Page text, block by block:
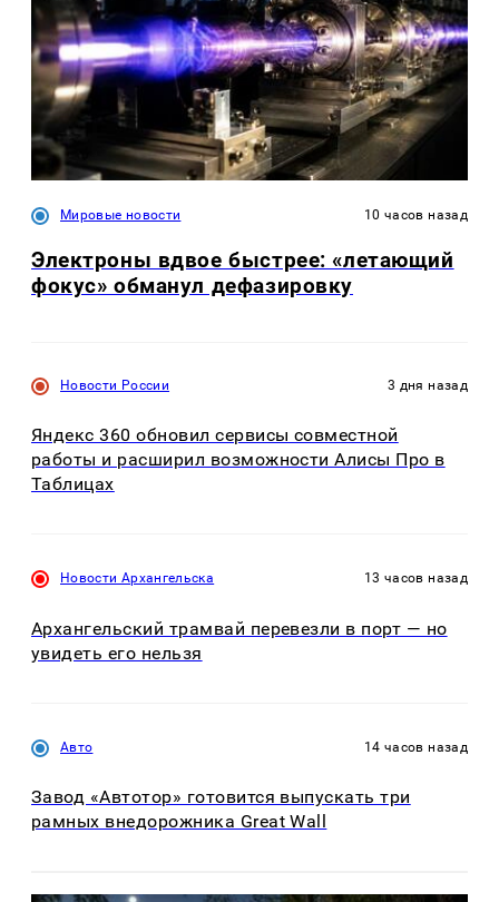
Мировые новости 10 часов назад
Электроны вдвое быстрее: «летающий
фокус» обманул дефазировку
Новости России 3 дня назад
Яндекс 360 обновил сервисы совместной
работы и расширил возможности Алисы Про в
Таблицах
Новости Архангельска 13 часов назад
Архангельский трамвай перевезли в порт — но
увидеть его нельзя
Авто 14 часов назад
Завод «Автотор» готовится выпускать три
рамных внедорожника Great Wall